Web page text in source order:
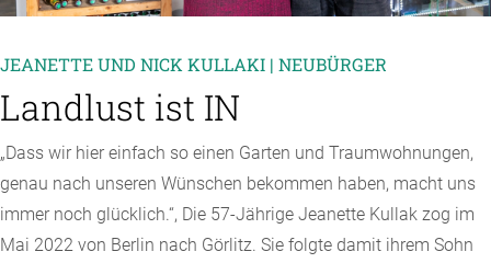
JEANETTE UND NICK KULLAKI | NEUBÜRGER
Landlust ist IN
„Dass wir hier einfach so einen Garten und Traumwohnungen,
genau nach unseren Wünschen bekommen haben, macht uns
immer noch glücklich.“, Die 57-Jährige Jeanette Kullak zog im
Mai 2022 von Berlin nach Görlitz. Sie folgte damit ihrem Sohn